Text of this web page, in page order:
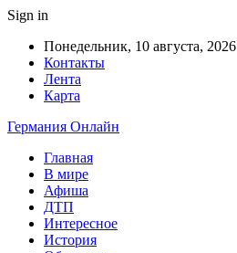
Sign in
Понедельник, 10 августа, 2026
Контакты
Лента
Карта
Германия Онлайн
Главная
В мире
Афиша
ДТП
Интересное
История